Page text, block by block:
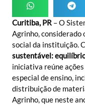
Curitiba, PR – O
Agrinho, considerado
social da instituição.
sustentável:
iniciativa reúne
especial de ensino,
distribuição de
Agrinho, que neste